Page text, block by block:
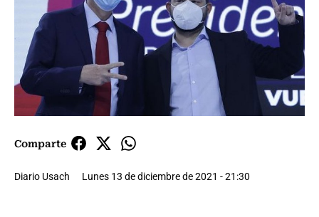
Comparte
Diario Usach Lunes 13 de diciembre de 2021 - 21:30